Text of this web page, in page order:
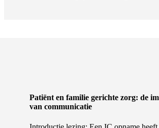
Patiënt en familie gerichte zorg: de
van communicatie